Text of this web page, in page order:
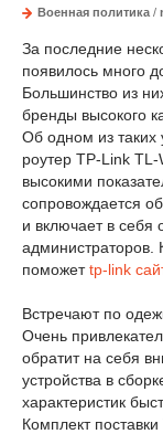
Военная политика /
За последние
появилось много
Большинство из
бренды высокого
Об одном из таких
роутер TP-Link
высокими
сопровождается
и включает в себя
администраторов.
поможетtp-link
Встречают по
Очень
обратит на себя
устройства в
характеристик
Комплект